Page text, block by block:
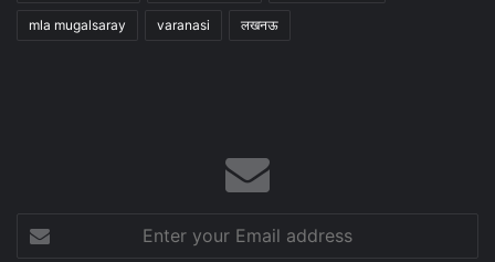
mla mugalsaray varanasi लखनऊ
your